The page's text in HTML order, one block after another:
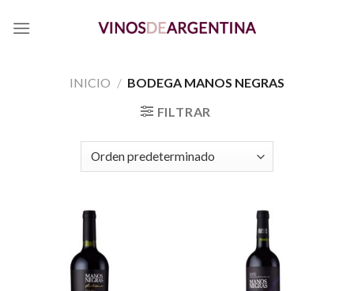
INICIO / BODEGA MANOS NEGRAS
FILTRAR